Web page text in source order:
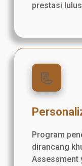
prestasi lulus
📃
Program
dirancang
Assessment